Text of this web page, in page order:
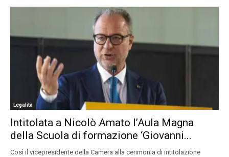
Legalità
Intitolata a Nicolò Amato l’Aula Magna
della Scuola di formazione ‘Giovanni...
Così il vicepresidente della Camera alla cerimonia di intitolazione